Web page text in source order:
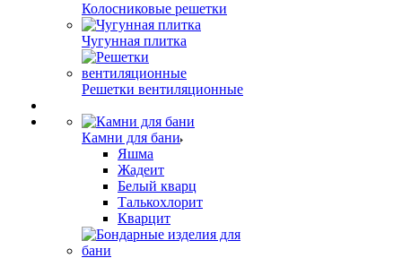
Колосниковые решетки
Чугунная плитка
Решетки вентиляционные
Камни для бани
Яшма
Жадеит
Белый кварц
Талькохлорит
Кварцит